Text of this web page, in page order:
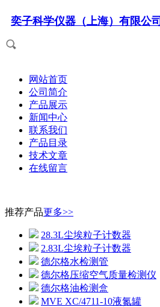
奕子科学仪器（上海）有限公司
网站首页
公司简介
产品展示
新闻中心
联系我们
产品目录
技术文章
在线留言
推荐产品更多>>
28.3L尘埃粒子计数器
2.83L尘埃粒子计数器
德尔格水检测管
德尔格压缩空气质量检测仪
德尔格油检测盒
MVE XC/4711-10液氮罐